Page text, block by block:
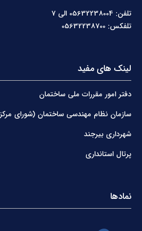
تلفن: 05632238004 الی 7
تلفکس: 05632238700
لینک های مفید
دفتر امور مقررات ملی ساختمان
سازمان نظام مهندسی ساختمان (شورای
شهرداری بیرجند
پرتال استانداری
نمادها